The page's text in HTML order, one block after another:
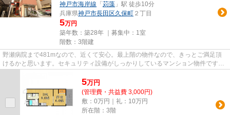
神戸市海岸線 「 苅藻 」駅 徒歩10分
兵庫県神戸市長田区久保町 ２丁目
5万円
築年数：築28年 ｜募集中： 1室
階数：3階建
野瀬病院まで481mなので、近くて安心。最上階の物件なので、きっとご満足頂
けるかと思います。セキュリティ設備がしっかりしているマンション物件です。
5万円
(管理費・共益費 3,000円)
敷：0万円｜礼：10万円
所在階：3階